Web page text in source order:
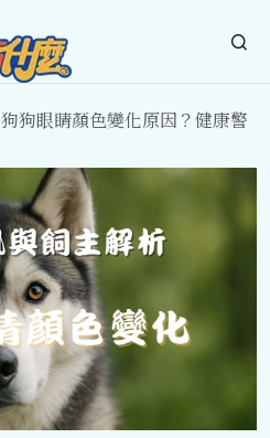
狗狗眼睛顏色變化原因？健康警